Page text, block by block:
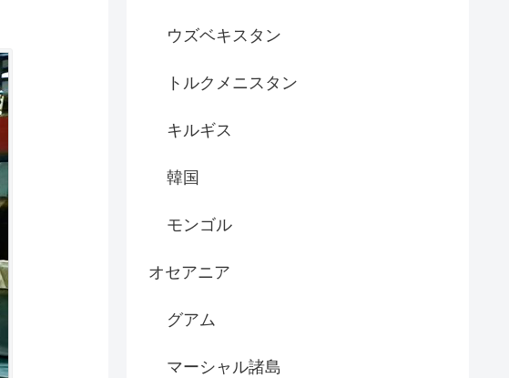
ウズベキスタン
トルクメニスタン
キルギス
韓国
モンゴル
オセアニア
グアム
マーシャル諸島